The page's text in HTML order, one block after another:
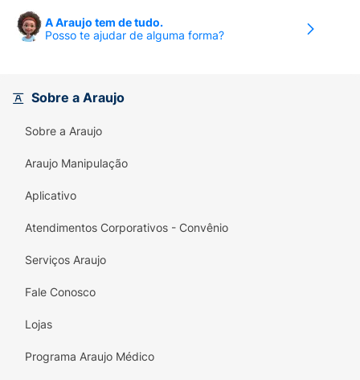
Tratamento Intensivo (Máscara) e Creme para
Pentear . Juntos, eles formam um ritual
prontos para ostentar!
Principais Benefícios:
Xô Fator Encolhimento:
cachos mais longos e soltos.
Kit Multifuncional 4 em 1:Praticidade total
para limpar, tratar, condicionar e finalizar
banho ou como finalizador sem enxágue.
Limpeza Suave:Shampoo que preserva a
A Araujo tem de tudo.
Posso te ajudar de alguma forma?
Sobre a Araujo
Sobre a Araujo
Araujo Manipulação
Aplicativo
Atendimentos Corporativos - Convênio
Serviços Araujo
Fale Conosco
Lojas
Programa Araujo Médico